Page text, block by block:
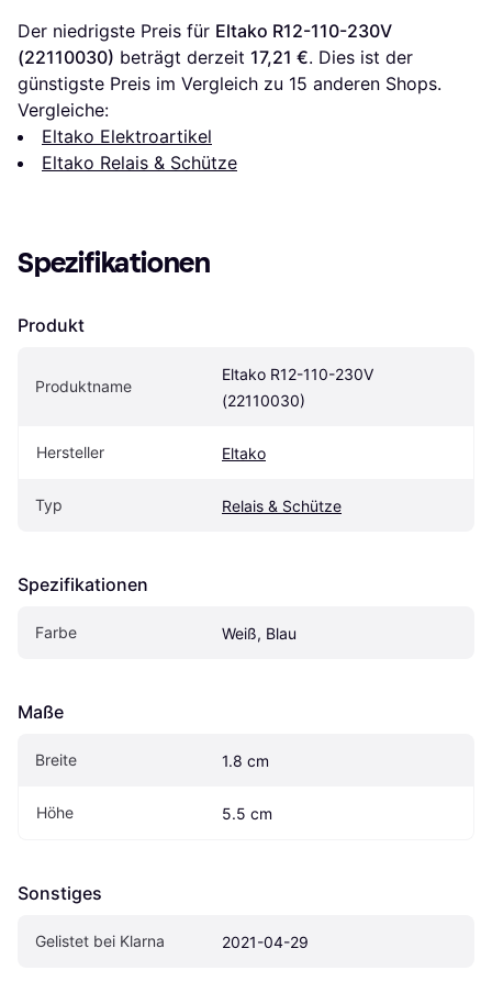
Der niedrigste Preis für Eltako R12-110-230V
(22110030) beträgt derzeit 17,21 €. Dies ist der
günstigste Preis im Vergleich zu 15 anderen Shops.
Vergleiche:
Eltako Elektroartikel
Eltako Relais & Schütze
Spezifikationen
Produkt
Produktname
Eltako R12-110-230V
(22110030)
Hersteller Eltako
Typ Relais & Schütze
Spezifikationen
Farbe Weiß, Blau
Maße
Breite 1.8 cm
Höhe 5.5 cm
Sonstiges
Gelistet bei Klarna 2021-04-29